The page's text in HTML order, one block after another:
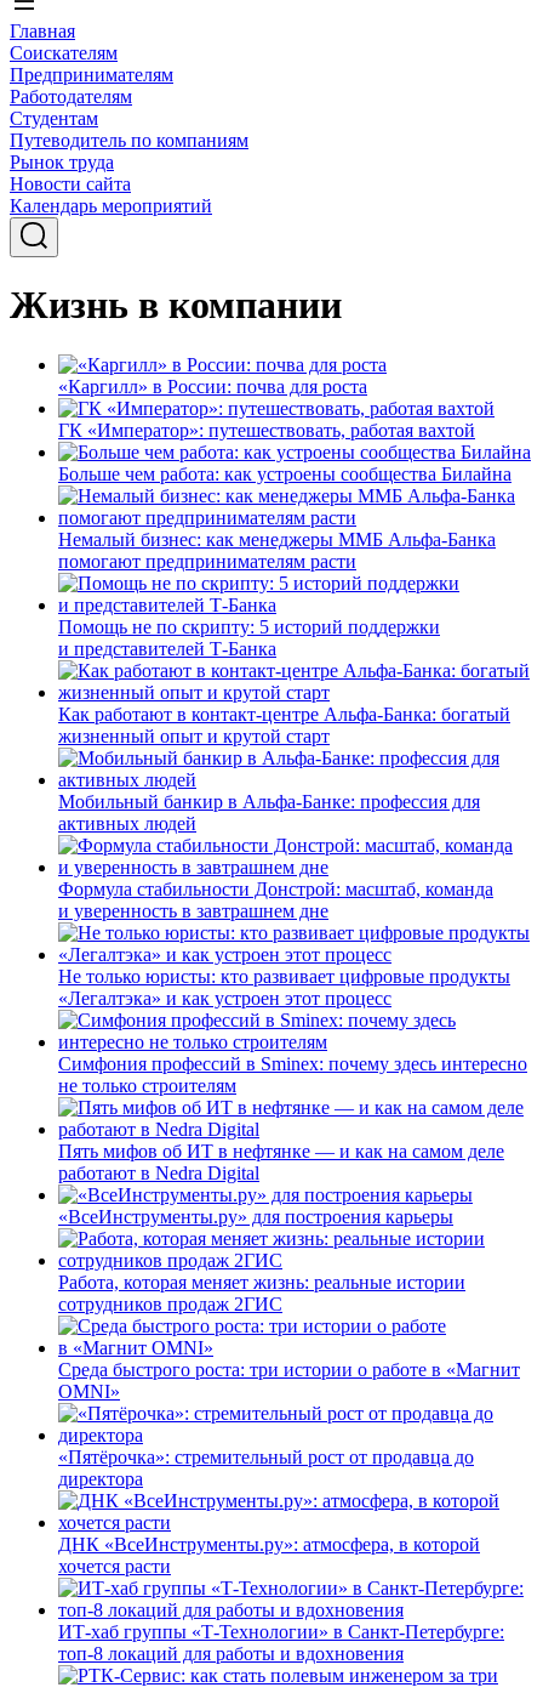
Главная
Соискателям
Предпринимателям
Работодателям
Студентам
Путеводитель по компаниям
Рынок труда
Новости сайта
Календарь мероприятий
Жизнь в компании
«Каргилл» в России: почва для роста
ГК «Император»: путешествовать, работая вахтой
Больше чем работа: как устроены сообщества Билайна
Немалый бизнес: как менеджеры ММБ Альфа-Банка
помогают предпринимателям расти
Помощь не по скрипту: 5 историй поддержки
и представителей Т-Банка
Как работают в контакт-центре Альфа-Банка: богатый
жизненный опыт и крутой старт
Мобильный банкир в Альфа-Банке: профессия для
активных людей
Формула стабильности Донстрой: масштаб, команда
и уверенность в завтрашнем дне
Не только юристы: кто развивает цифровые продукты
«Легалтэка» и как устроен этот процесс
Симфония профессий в Sminex: почему здесь интересно
не только строителям
Пять мифов об ИТ в нефтянке — и как на самом деле
работают в Nedra Digital
«ВсеИнструменты.ру» для построения карьеры
Работа, которая меняет жизнь: реальные истории
сотрудников продаж 2ГИС
Среда быстрого роста: три истории о работе в «Магнит
OMNI»
«Пятёрочка»: стремительный рост от продавца до
директора
ДНК «ВсеИнструменты.ру»: атмосфера, в которой
хочется расти
ИТ-хаб группы «Т-Технологии» в Санкт-Петербурге:
топ-8 локаций для работы и вдохновения